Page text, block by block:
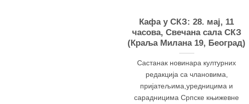
Кафа у СКЗ: 28. мај, 11
часова, Свечана сала СКЗ
(Краља Милана 19, Београд)
Састанак новинара културних
редакција са члановима,
пријатељима,уредницима и
сарадницима Српске књижевне